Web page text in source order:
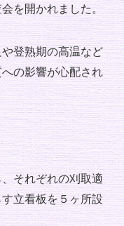
を開かれました。
登熟期の高温など
の影響が心配され
それぞれの刈取適
立看板を５ヶ所設